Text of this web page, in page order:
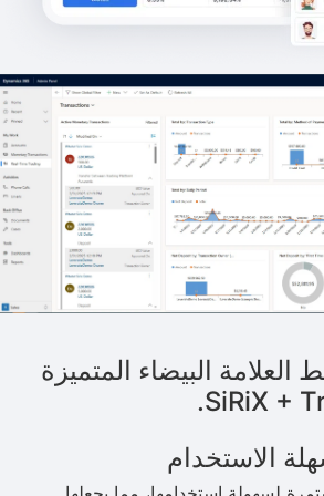
العلامة البيضاء المتميزة
الاستخدام